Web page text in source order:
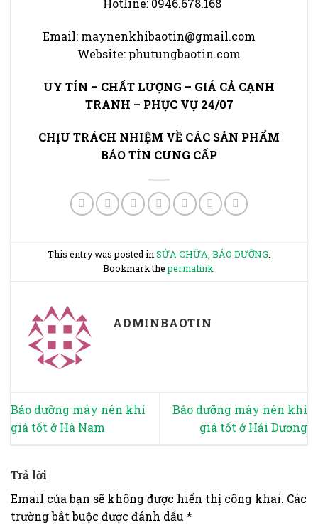
Hotline: 0946.678.168
Email: maynenkhibaotin@gmail.com
Website: phutungbaotin.com
UY TÍN – CHẤT LƯỢNG – GIÁ CẢ CẠNH
TRANH – PHỤC VỤ 24/07
CHỊU TRÁCH NHIỆM VỀ CÁC SẢN PHẨM
BẢO TÍN CUNG CẤP
This entry was posted in SỬA CHỮA, BẢO DƯỠNG
Bookmark thepermalink
ADMINBAOTIN
Bảo dưỡng máy nén khí
giá tốt ở Hà Nam
Bảo dưỡng máy nén khí
giá tốt ở Hải Dương
Trả lời
Email của bạn sẽ không được hiển thị công khai. Các
trường bắt buộc được đánh dấu *